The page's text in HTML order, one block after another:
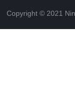
Copyright © 2021